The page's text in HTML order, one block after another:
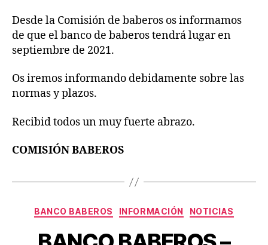
Desde la Comisión de baberos os informamos
de que el banco de baberos tendrá lugar en
septiembre de 2021.
Os iremos informando debidamente sobre las
normas y plazos.
Recibid todos un muy fuerte abrazo.
COMISIÓN BABEROS
Categorías
BANCO BABEROS INFORMACIÓN NOTICIAS